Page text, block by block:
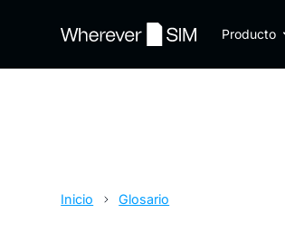
Producto
Inicio Glosario